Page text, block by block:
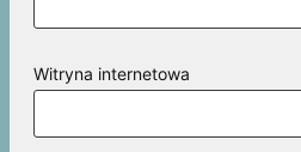
Witryna internetowa